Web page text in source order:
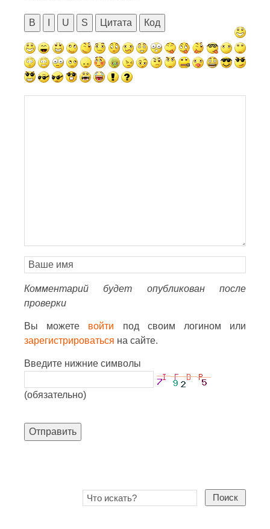
B U S Цитата Код
Комментарий будет опубликован после
проверки
Вы можете войти под своим логином или
зарегистрироваться на сайте.
Введите нижние символы
(обязательно)
Отправить
Поиск